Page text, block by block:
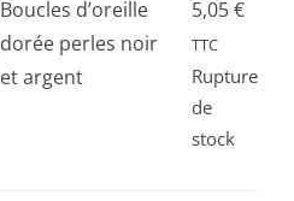
Boucles d’oreille
dorée perles noir
et argent
5,05€
TTC
Rupture
de
stock